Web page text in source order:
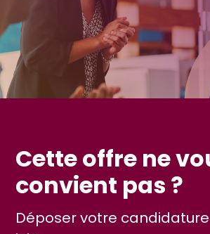
Cette offre ne
convient pas ?
Déposer votre